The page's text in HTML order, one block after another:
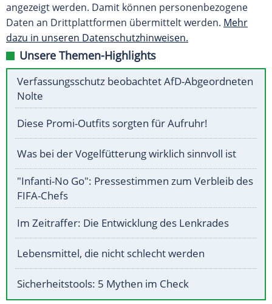
angezeigt werden. Damit können personenbezogene
Daten an Drittplattformen übermittelt werden. Mehr
dazu in unseren Datenschutzhinweisen.
Unsere Themen-Highlights
Verfassungsschutz beobachtet AfD-Abgeordneten
Nolte
Diese Promi-Outfits sorgten für Aufruhr!
Was bei der Vogelfütterung wirklich sinnvoll ist
"Infanti-No Go": Pressestimmen zum Verbleib des
FIFA-Chefs
Im Zeitraffer: Die Entwicklung des Lenkrades
Lebensmittel, die nicht schlecht werden
Sicherheitstools: 5 Mythen im Check